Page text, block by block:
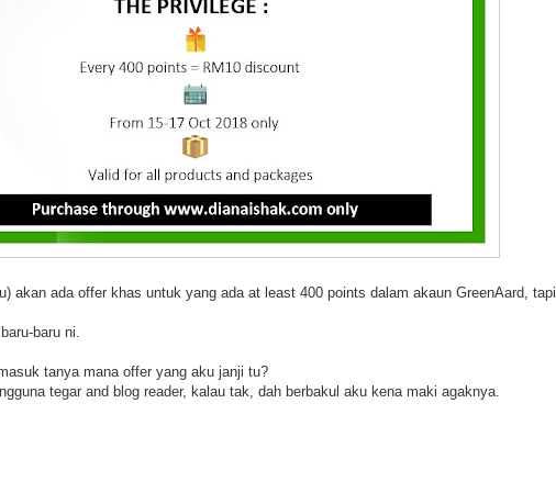
akan ada offer khas untuk yang ada at least 400 points dalam akaun GreenAard, tapi
baru ni.
tanya mana offer yang aku janji tu?
tegar and blog reader, kalau tak, dah berbakul aku kena maki agaknya.